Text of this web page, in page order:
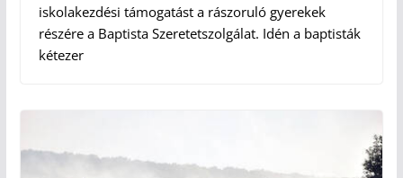
iskolakezdési támogatást a rászoruló gyerekek
részére a Baptista Szeretetszolgálat. Idén a baptisták
kétezer